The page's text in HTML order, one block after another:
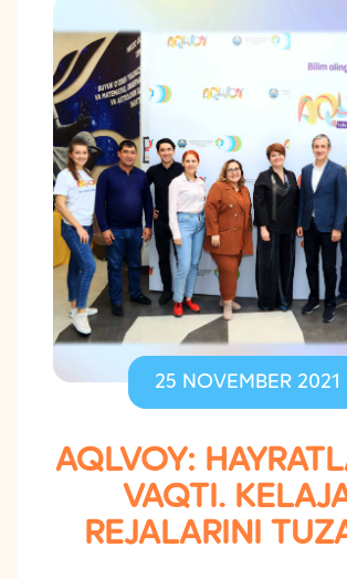
25 NOVEMBER 2021
AQLVOY:
VAQTI.
REJALARINI